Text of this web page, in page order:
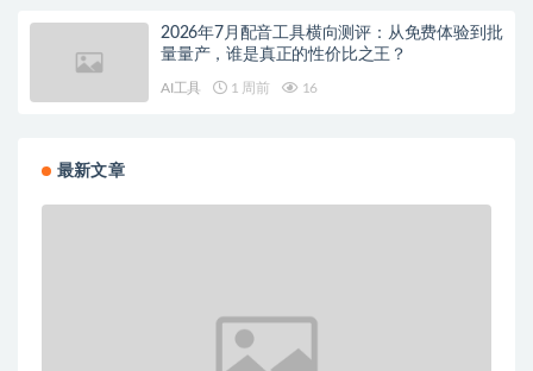
2026年7月配音工具横向测评：从免费体验到批
量量产，谁是真正的性价比之王？
AI工具 1 周前 16
最新文章